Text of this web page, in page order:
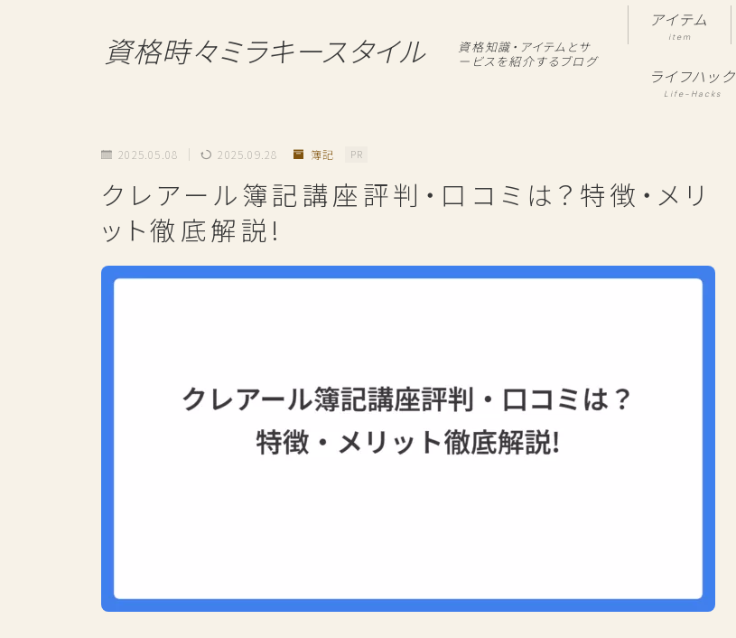
資格時々ミラキースタイル
資格知識・アイテムとサ
ービスを紹介するブログ
アイテム
item
ライフハック
Life-Hacks
2025.05.08 2025.09.28 簿記 PR
クレアール簿記講座評判・口コミは？特徴・メリ
ット徹底解説!